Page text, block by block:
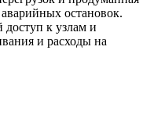
остановок.
доступ к узлам и
и расходы на